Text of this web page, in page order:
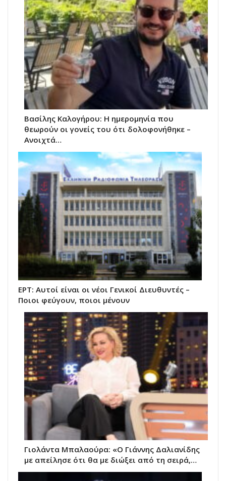
Βασίλης Καλογήρου: Η ημερομηνία που
θεωρούν οι γονείς του ότι δολοφονήθηκε –
Ανοιχτά…
ΕΡΤ: Αυτοί είναι οι νέοι Γενικοί Διευθυντές –
Ποιοι φεύγουν, ποιοι μένουν
Γιολάντα Μπαλαούρα: «Ο Γιάννης Δαλιανίδης
με απείλησε ότι θα με διώξει από τη σειρά,…